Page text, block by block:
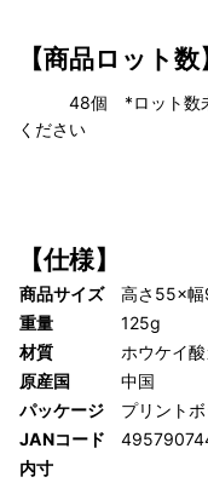
【商品ロット数
48個 *ロット数未満
ください
【仕様】
商品サイズ
高さ55×
重量
125g
材質
ホウケイ
原産国
中国
パッケージ
プリント
JANコード
内寸